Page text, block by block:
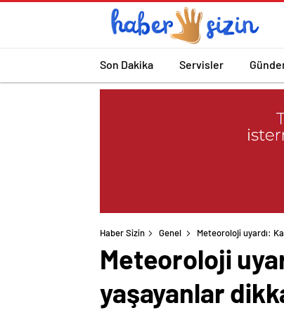
Son Dakika Servisler
Haber Sizin Genel Meteoroloji uyardı:
Meteoroloji
yaşayanlar